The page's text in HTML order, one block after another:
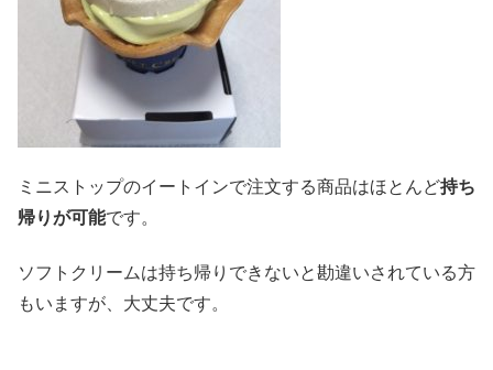
ミニストップのイートインで注文する商品はほとんど持ち
帰りが可能です。
ソフトクリームは持ち帰りできないと勘違いされている方
もいますが、大丈夫です。